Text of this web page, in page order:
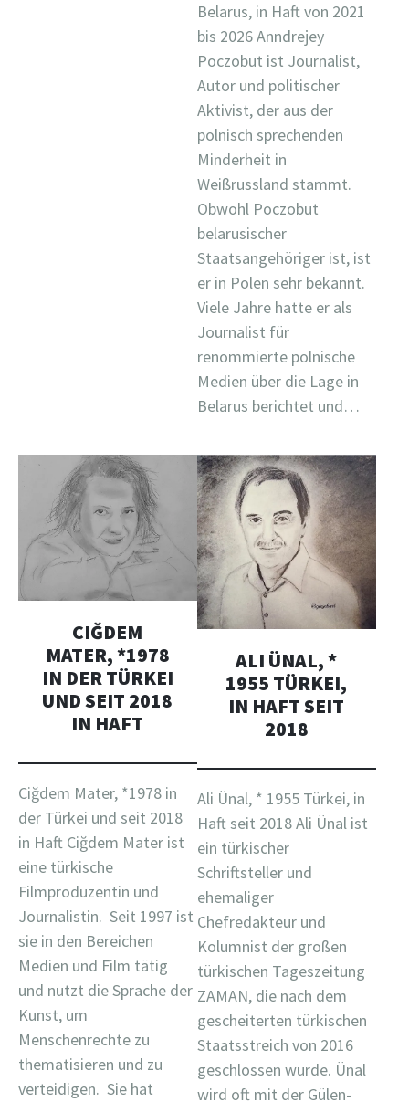
Belarus, in Haft von 2021
bis 2026 Anndrejey
Poczobut ist Journalist,
Autor und politischer
Aktivist, der aus der
polnisch sprechenden
Minderheit in
Weißrussland stammt.
Obwohl Poczobut
belarusischer
Staatsangehöriger ist, ist
er in Polen sehr bekannt.
Viele Jahre hatte er als
Journalist für
renommierte polnische
Medien über die Lage in
Belarus berichtet und…
CIĞDEM
MATER, *1978
IN DER TÜRKEI
UND SEIT 2018
IN HAFT
Ciğdem Mater, *1978 in
der Türkei und seit 2018
in Haft Ciğdem Mater ist
eine türkische
Filmproduzentin und
Journalistin. Seit 1997 ist
sie in den Bereichen
Medien und Film tätig
und nutzt die Sprache der
Kunst, um
Menschenrechte zu
thematisieren und zu
verteidigen. Sie hat
ALI ÜNAL, *
1955 TÜRKEI,
IN HAFT SEIT
2018
Ali Ünal, * 1955 Türkei, in
Haft seit 2018 Ali Ünal ist
ein türkischer
Schriftsteller und
ehemaliger
Chefredakteur und
Kolumnist der großen
türkischen Tageszeitung
ZAMAN, die nach dem
gescheiterten türkischen
Staatsstreich von 2016
geschlossen wurde. Ünal
wird oft mit der Gülen-